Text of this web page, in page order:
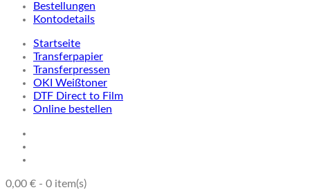
Bestellungen
Kontodetails
Startseite
Transferpapier
Transferpressen
OKI Weißtoner
DTF Direct to Film
Online bestellen
0,00 € - 0 item(s)